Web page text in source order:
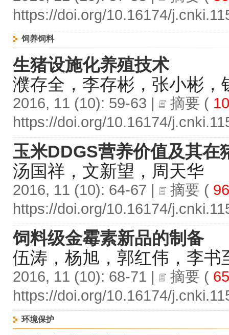
https://doi.org/10.16174/
饲养饲料
生猪设施化养殖技术
濮存全，李存彬，张小彬
2016, 11 (10): 59-63 | 摘要 (
https://doi.org/10.16174/
玉米DDGS营养价值及其在
汤国祥，文新望，周天华
2016, 11 (10): 64-67 | 摘要 (
https://doi.org/10.16174/
饲料级金霉素新品的制备
伍涛，杨旭，郭红伟，李书
2016, 11 (10): 68-71 | 摘要 (
https://doi.org/10.16174/
环境保护